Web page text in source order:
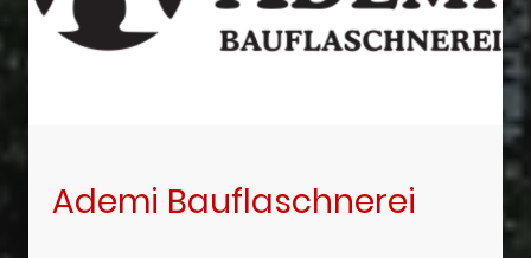
Ademi Bauflaschnerei